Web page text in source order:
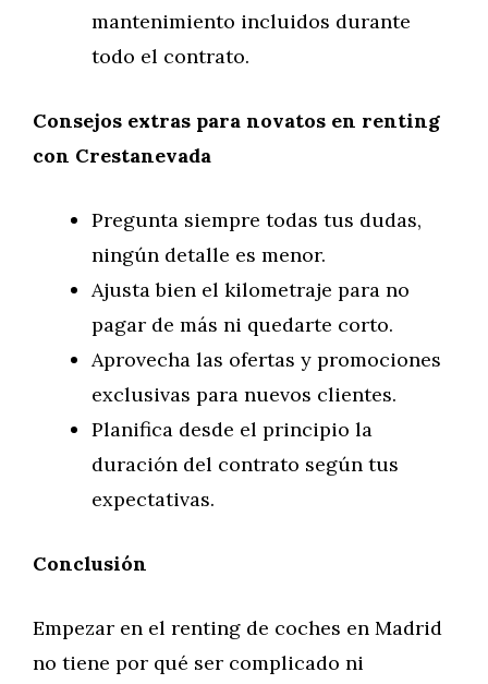
mantenimiento incluidos durante
todo el contrato.
Consejos extras para novatos en renting
con Crestanevada
Pregunta siempre todas tus dudas,
ningún detalle es menor.
Ajusta bien el kilometraje para no
pagar de más ni quedarte corto.
Aprovecha las ofertas y promociones
exclusivas para nuevos clientes.
Planifica desde el principio la
duración del contrato según tus
expectativas.
Conclusión
Empezar en el renting de coches en Madrid
no tiene por qué ser complicado ni